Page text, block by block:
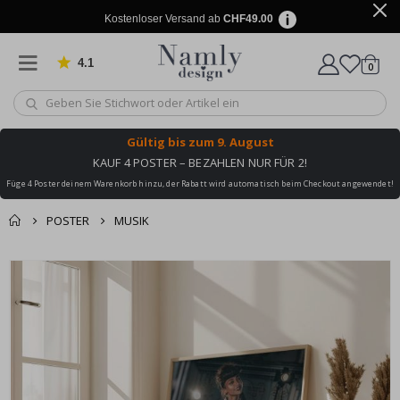
Kostenloser Versand ab CHF49.00
4.1 von 1031 Bewertungen
Wagen
0
Gültig bis zum 9. August
KAUF 4 POSTER – BEZAHLEN NUR FÜR 2!
Füge 4 Poster deinem Warenkorb hinzu, der Rabatt wird automatisch beim Checkout angewendet!
POSTER MUSIK
Zusammen gekaufte
Produkte
der